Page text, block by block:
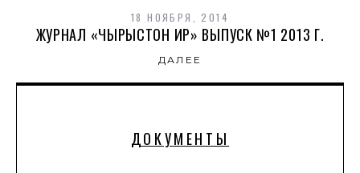
ДОКУМЕНТЫ
18 НОЯБРЯ, 2014
ЖУРНАЛ «ЧЫРЫСТОН ИР» ВЫПУСК №1 2013 Г.
ДАЛЕЕ